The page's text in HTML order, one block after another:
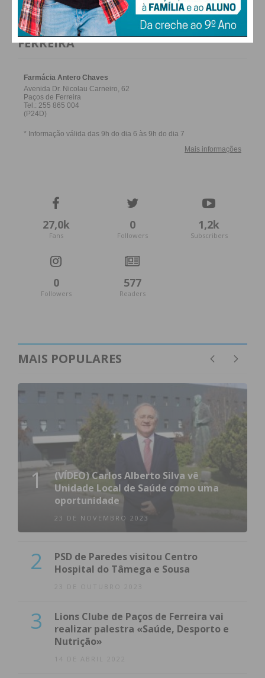
FARMACIAS DE SERVIÇO EM PAÇOS DE
FERREIRA
27,0k
Fans
0
Followers
1,2k
Subscribers
0
Followers
577
Readers
MAIS POPULARES
1
(VÍDEO) Carlos Alberto Silva vê
Unidade Local de Saúde como uma
oportunidade
23 DE NOVEMBRO 2023
2
PSD de Paredes visitou Centro
Hospital do Tâmega e Sousa
23 DE OUTUBRO 2023
3
Lions Clube de Paços de Ferreira vai
realizar palestra «Saúde, Desporto e
Nutrição»
14 DE ABRIL 2022